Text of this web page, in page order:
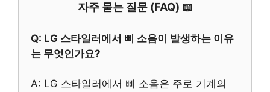
자주 묻는 질문 (FAQ) 📖
Q: LG 스타일러에서 삐 소음이 발생하는 이유
는 무엇인가요?
A: LG 스타일러에서 삐 소음은 주로 기계의